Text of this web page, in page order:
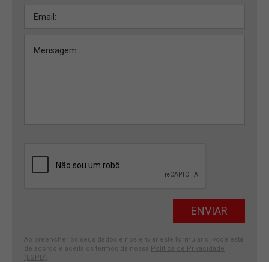
Ao preencher os seus dados e nos enviar este formulário, você está
de acordo e aceita os termos da nossa Política de Privacidade
(LGPD)